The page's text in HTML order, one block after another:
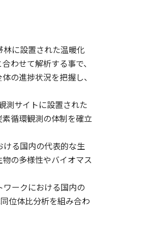
に設置された温暖化
わせて解析する事で、
の進捗状況を把握し、
測サイトに設置された
循環観測の体制を確立
る国内の代表的な生
の多様性やバイオマス
ークにおける国内の
位体比分析を組み合わ